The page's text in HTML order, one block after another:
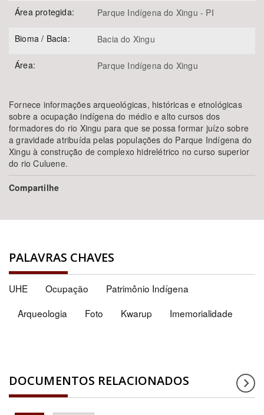
Área protegida: Parque Indígena do Xingu - PI
Bioma / Bacia: Bacia do Xingu
Área: Parque Indígena do Xingu
Fornece informações arqueológicas, históricas e etnológicas
sobre a ocupação indígena do médio e alto cursos dos
formadores do rio Xingu para que se possa formar juízo sobre
a gravidade atribuída pelas populações do Parque Indígena do
Xingu à construção de complexo hidrelétrico no curso superior
do rio Culuene.
Compartilhe
PALAVRAS CHAVES
UHE Ocupação
Patrimônio Indígena
Arqueologia
Foto Kwarup Imemorialidade
DOCUMENTOS RELACIONADOS